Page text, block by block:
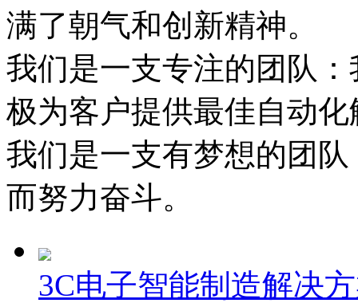
满了朝气和创新精神。
我们是一支专注的团队
极为客户提供最佳自动
我们是一支有梦想的团
而努力奋斗。
3C电子智能制造解决